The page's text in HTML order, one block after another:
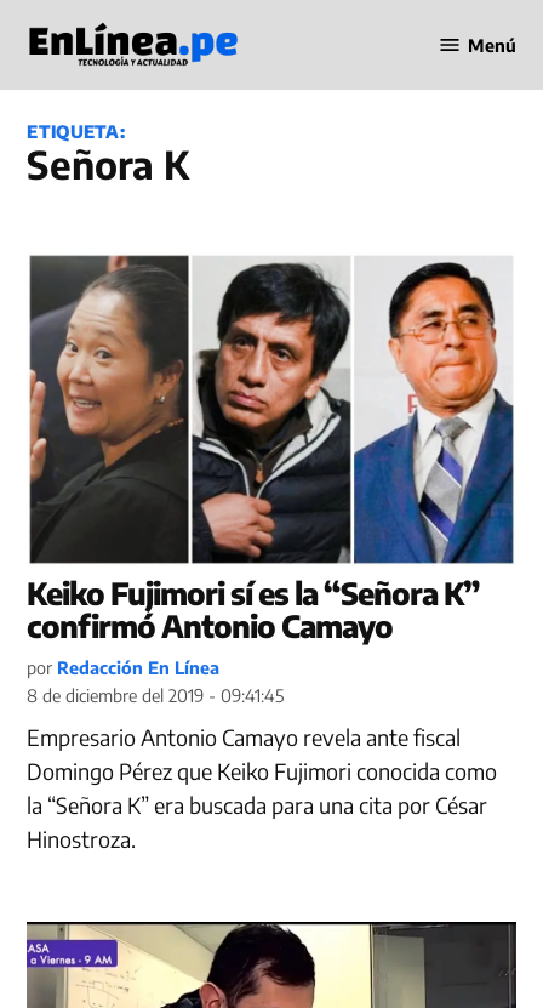
contenido
en Línea
Menú
ETIQUETA:
Señora K
Keiko Fujimori sí es la “Señora K”
confirmó Antonio Camayo
por Redacción En Línea
8 de diciembre del 2019 - 09:41:45
Empresario Antonio Camayo revela ante fiscal
Domingo Pérez que Keiko Fujimori conocida como
la “Señora K” era buscada para una cita por César
Hinostroza.